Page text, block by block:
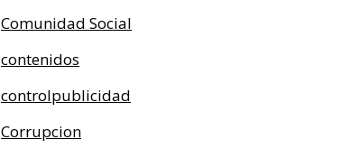
Comunidad Social
contenidos
controlpublicidad
Corrupcion